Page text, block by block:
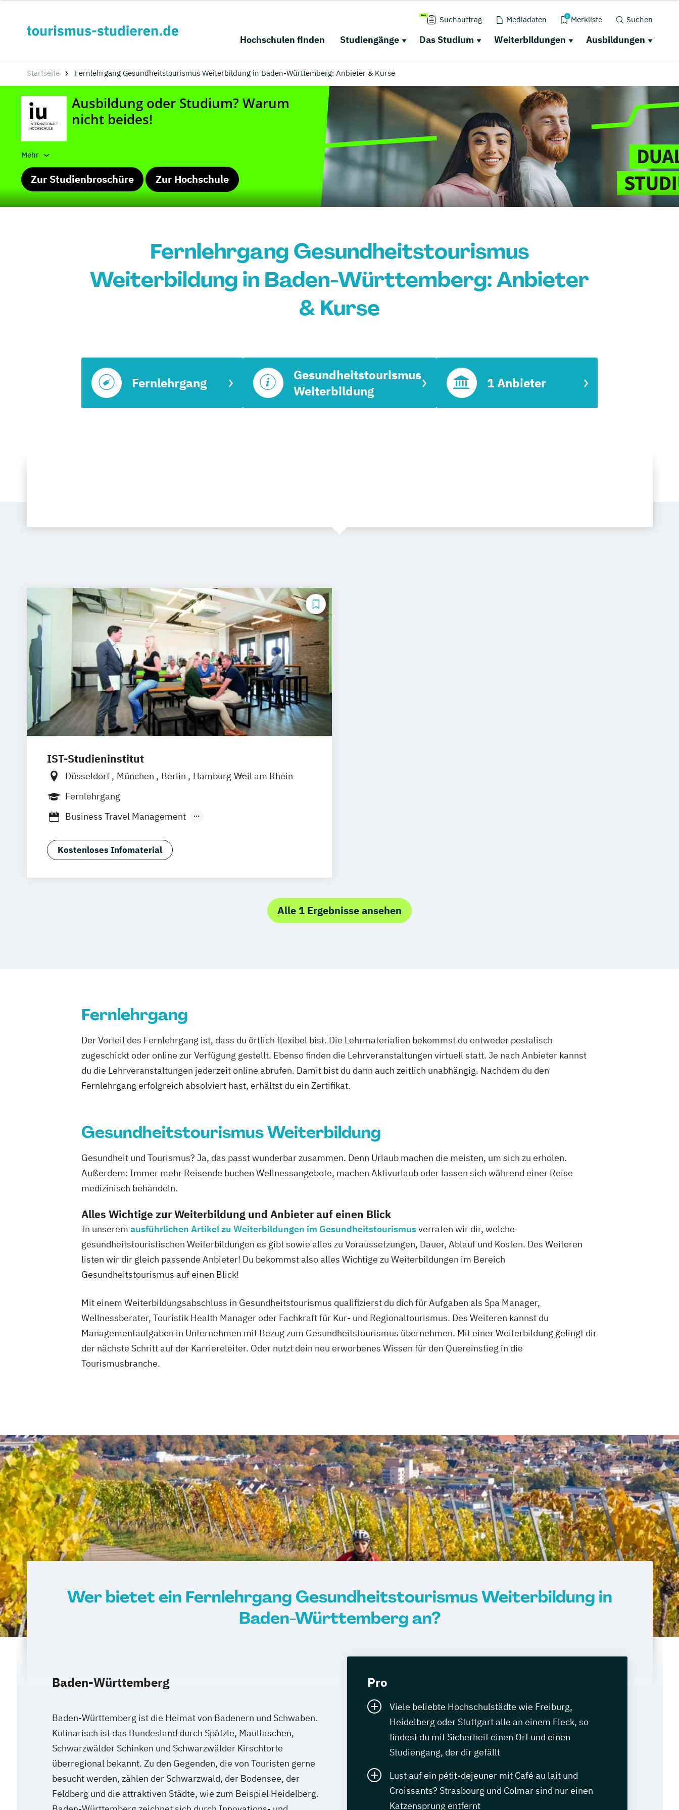
Suchauftrag Mediadaten 0 Merkliste Suchen
Hochschulen finden Studiengänge Das Studium Weiterbildungen Ausbildungen
Startseite Fernlehrgang Gesundheitstourismus Weiterbildung in Baden-Württemberg: Anbieter & Kurse
Mehr
Zur Studienbroschüre Zur Hochschule
Fernlehrgang Gesundheitstourismus
Weiterbildung in Baden-Württemberg: Anbieter
& Kurse
Fernlehrgang
Gesundheitstourismus
Weiterbildung
1 Anbieter
IST-Studieninstitut
Düsseldorf München Berlin Hamburg Weil am Rhein
Fernlehrgang
Business Travel Management
Geprüfte:r Tourismusfachwirt:in (IHK)
Human Ressources in der Hotellerie
Kostenloses Infomaterial
Alle 1 Ergebnisse ansehen
Fernlehrgang
Der Vorteil des Fernlehrgang ist, dass du örtlich flexibel bist. Die Lehrmaterialien bekommst du entweder postalisch
zugeschickt oder online zur Verfügung gestellt. Ebenso finden die Lehrveranstaltungen virtuell statt. Je nach Anbieter kannst
du die Lehrveranstaltungen jederzeit online abrufen. Damit bist du dann auch zeitlich unabhängig. Nachdem du den
Fernlehrgang erfolgreich absolviert hast, erhältst du ein Zertifikat.
Gesundheitstourismus Weiterbildung
Gesundheit und Tourismus? Ja, das passt wunderbar zusammen. Denn Urlaub machen die meisten, um sich zu erholen.
Außerdem: Immer mehr Reisende buchen Wellnessangebote, machen Aktivurlaub oder lassen sich während einer Reise
medizinisch behandeln.
Alles Wichtige zur Weiterbildung und Anbieter auf einen Blick
In unserem ausführlichen Artikel zu Weiterbildungen im Gesundheitstourismusverraten wir dir, welche
gesundheitstouristischen Weiterbildungen es gibt sowie alles zu Voraussetzungen, Dauer, Ablauf und Kosten. Des Weiteren
listen wir dir gleich passende Anbieter! Du bekommst also alles Wichtige zu Weiterbildungen im Bereich
Gesundheitstourismus auf einen Blick!
Mit einem Weiterbildungsabschluss in Gesundheitstourismus qualifizierst du dich für Aufgaben als Spa Manager,
Wellnessberater, Touristik Health Manager oder Fachkraft für Kur- und Regionaltourismus. Des Weiteren kannst du
Managementaufgaben in Unternehmen mit Bezug zum Gesundheitstourismus übernehmen. Mit einer Weiterbildung gelingt dir
der nächste Schritt auf der Karriereleiter. Oder nutzt dein neu erworbenes Wissen für den Quereinstieg in die
Tourismusbranche.
Wer bietet ein Fernlehrgang Gesundheitstourismus Weiterbildung in
Baden-Württemberg an?
Baden-Württemberg
Baden-Württemberg ist die Heimat von Badenern und Schwaben.
Kulinarisch ist das Bundesland durch Spätzle, Maultaschen,
Schwarzwälder Schinken und Schwarzwälder Kirschtorte
überregional bekannt. Zu den Gegenden, die von Touristen gerne
besucht werden, zählen der Schwarzwald, der Bodensee, der
Feldberg und die attraktiven Städte, wie zum Beispiel Heidelberg.
Pro
Viele beliebte Hochschulstädte wie Freiburg,
Heidelberg oder Stuttgart alle an einem Fleck, so
findest du mit Sicherheit einen Ort und einen
Studiengang, der dir gefällt
Lust auf ein pétit-dejeuner mit Café au lait und
Croissants? Strasbourg und Colmar sind nur einen
Katzensprung entfernt